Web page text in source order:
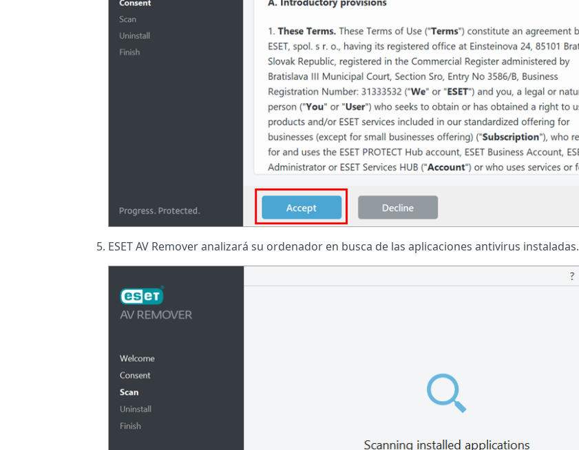
ESET AV Remover analizará su ordenador en busca de las aplicaciones antivirus instaladas.